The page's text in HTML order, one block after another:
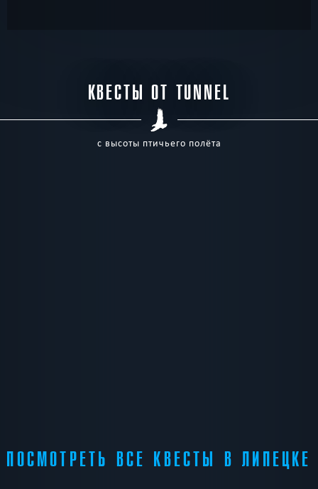
КВЕСТЫ ОТ TUNNEL
с высоты птичьего полёта
ПОСМОТРЕТЬ ВСЕ КВЕСТЫ В ЛИПЕЦКЕ